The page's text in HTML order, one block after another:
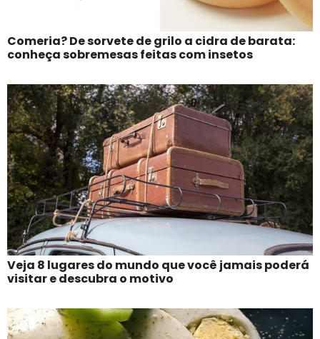
Comeria? De sorvete de grilo a cidra de barata:
conheça sobremesas feitas com insetos
Veja 8 lugares do mundo que você jamais poderá
visitar e descubra o motivo